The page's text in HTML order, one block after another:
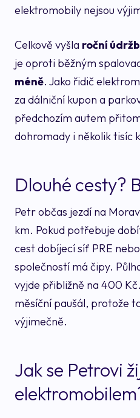
elektromobily nejsou
Celkově vyšla roční
je oproti běžným
méně. Jako řidič
za dálniční kupon a
předchozím autem
dohromady i několik tisíc
Dlouhé cesty?
Petr občas jezdí na
km. Pokud potřebuje
cest dobíjecí síť PRE
společností má čipy.
vyjde přibližně na 400
měsíční paušál, protože
výjimečně.
Jak se Petrovi